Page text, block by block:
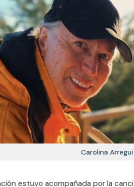
Carolina
estuvo acompañada por la